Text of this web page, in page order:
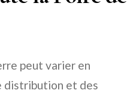
peut varier en
distribution et des